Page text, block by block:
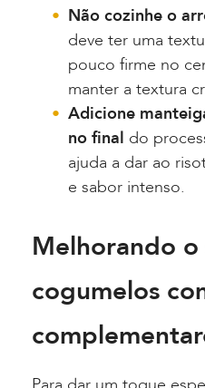
Não cozinhe o
deve ter uma
pouco firme no
manter a textura
Adicione
no final do
ajuda a dar ao
e sabor intenso.
Melhorando
cogumelos